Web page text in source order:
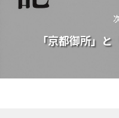
「京都御所」